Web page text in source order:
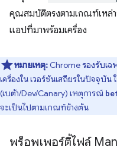
คุณสมบัติตรงตามเกณฑ์เหล่
แอปที่มาพร้อมเครื่อง
หมายเหตุ: Chrome รองรับเ
เครื่องใน เวอร์ชันเสถียรในปัจจุบั
(เบต้า/Dev/Canary) เหตุการณ์
จะเป็นไปตามเกณฑ์ข้างต้น
พร็อพเพอร์ตี้ไฟล์